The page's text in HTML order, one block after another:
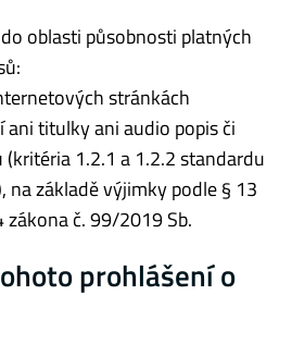
oblasti působnosti platných
stránkách
ani titulky ani audio popis či
1.2.1 a 1.2.2 standardu
na základě výjimky podle § 13
zákona č. 99/2019 Sb.
prohlášení o